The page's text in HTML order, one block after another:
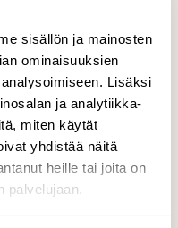
sisällön ja mainosten
ominaisuuksien
Lisäksi
ja analytiikka-
miten käytät
yhdistää näitä
heille tai joita on
palvelujaan.
jäniseläintä ja ne
Rusakon ja
eivät muutu
eivätkä ne
Tällaisen
on rusakko ja